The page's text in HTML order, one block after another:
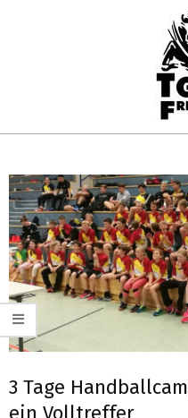
TG
FRIEDBERG
HANDBALL
Menu
3 Tage
ein Volltreffer